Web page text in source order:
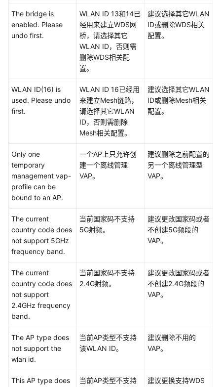
清
单
设
备
V300
版
本
AR
备
告
警
版
本
FW
告
V200
版
The bridge is
enabled. Please
undo first.
WLAN ID 13和14已
经用来建立WDS网
桥，请选择其它
WLAN ID，否则需
删除WDS相关配
置。
建议选择其它WLAN
ID或删除WDS相关
配置。
WLAN ID(16) is
used. Please undo
first.
WLAN ID 16已经用
来建立Mesh链路，
请选择其它WLAN
ID，否则需删除
Mesh相关配置。
建议选择其它WLAN
ID或删除Mesh相关
配置。
Only one
temporary
management vap-
profile can be
bound to an AP.
一个AP上只允许创
建一个离线管理
VAP。
建议删除之前配置的
另一个离线管理型
VAP。
The current
country code does
not support 5GHz
frequency band.
当前国家码不支持
5G射频。
建议更改国家码或者
不创建5G频段的
VAP。
The current
country code does
not support
2.4GHz frequency
band.
当前国家码不支持
2.4G射频。
建议更改国家码或者
不创建2.4G频段的
VAP。
The AP type does
not support the
wlan id.
当前AP类型不支持
该WLAN ID。
建议删除不用的
VAP。
This AP type does 当前AP类型不支持 建议更换支持WDS